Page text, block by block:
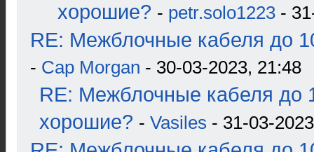
хорошие? - petr.solo1223 -
RE: Межблочные кабеля до
- Cap Morgan - 30-03-2023, 21:48
RE: Межблочные кабеля до
хорошие? - Vasiles - 31-03-